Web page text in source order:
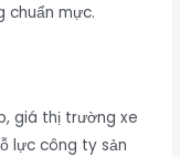
chuẩn mực.
giá thị trường xe
lực công ty sản